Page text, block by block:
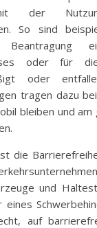
mit der
So sind
oder für
oder
tragen dazu
bleiben und am
die
und
auf